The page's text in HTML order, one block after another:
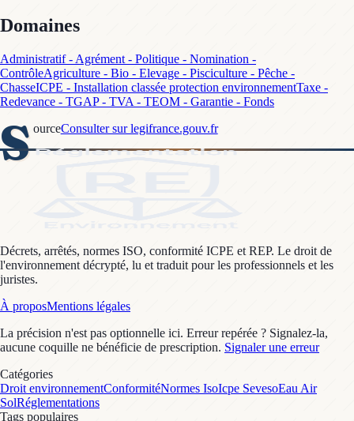
Domaines
Administratif - Agrément - Politique - Nomination -
ContrôleAgriculture - Bio - Elevage - Pisciculture - Pêche -
ChasseICPE - Installation classée protection environnementTaxe -
Redevance - TGAP - TVA - TEOM - Garantie - Fonds
S ourceConsulter sur legifrance.gouv.fr
Décrets, arrêtés, normes ISO, conformité ICPE et REP. Le droit de
l'environnement décrypté, lu et traduit pour les professionnels et les
juristes.
À proposMentions légales
La précision n'est pas optionnelle ici. Erreur repérée ? Signalez-la,
aucune coquille ne bénéficie de prescription. Signaler une erreur
Catégories
Droit environnementConformitéNormes IsoIcpe SevesoEau Air
SolRéglementations
Tags populaires